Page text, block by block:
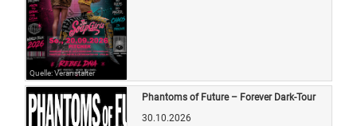
Quelle: Veranstalter
Phantoms of Future – Forever Dark-Tour
30.10.2026